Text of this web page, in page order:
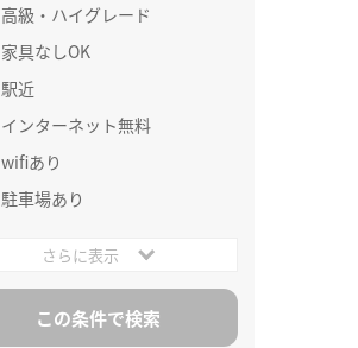
高級・ハイグレード
家具なしOK
駅近
インターネット無料
wifiあり
駐車場あり
さらに表示